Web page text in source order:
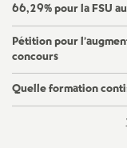
66,29% pour laFSU
Pétition pour
concours
Quelle formation